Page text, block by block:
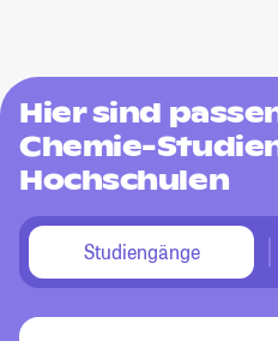
Hier sind
Chemie-
Hochschulen
Studiengänge